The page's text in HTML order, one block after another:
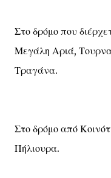
Στο δρόμο που
Μεγάλη Αριά,
Τραγάνα.
Στο δρόμο από
Πήλιουρα.